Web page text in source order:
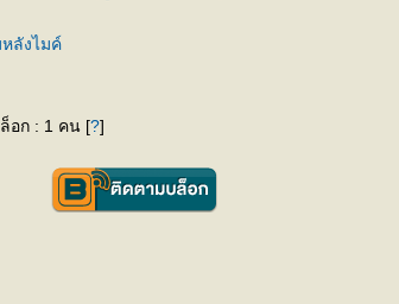
ลังไมค์
อก : 1 คน [?]